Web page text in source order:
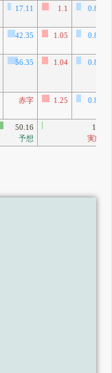
17.11 1.1 0.86
42.35 1.05 0.84
56.35 1.04 0.87
赤字 1.25 0.83
50.16
予想
1.1
実績